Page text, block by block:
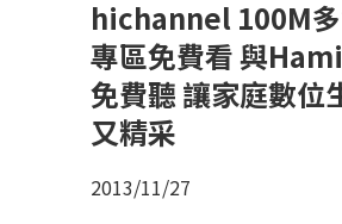
hichannel 100M
專區免費看 與
免費聽 讓家庭數位
又精采
2013/11/27